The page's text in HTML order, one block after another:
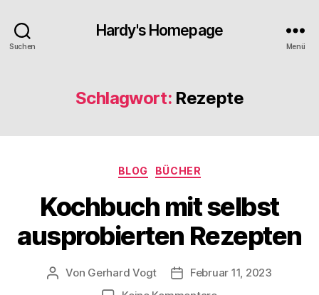
Suchen
Hardy's Homepage
Menü
Schlagwort: Rezepte
Kategorien
BLOG BÜCHER
Kochbuch mit selbst
ausprobierten Rezepten
Beitragsautor
Von Gerhard Vogt Veröffentlichungsdatum
Februar 11, 2023